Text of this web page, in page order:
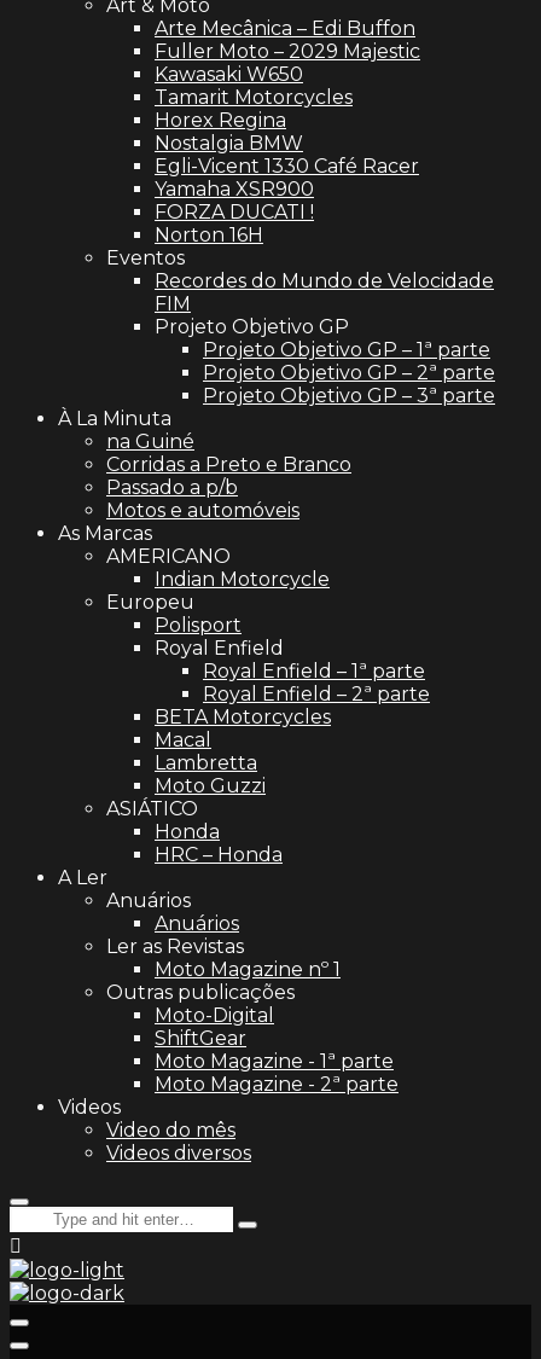
Art & Moto
Arte Mecânica – Edi Buffon
Fuller Moto – 2029 Majestic
Kawasaki W650
Tamarit Motorcycles
Horex Regina
Nostalgia BMW
Egli-Vicent 1330 Café Racer
Yamaha XSR900
FORZA DUCATI !
Norton 16H
Eventos
Recordes do Mundo de Velocidade
FIM
Projeto Objetivo GP
Projeto Objetivo GP – 1ª parte
Projeto Objetivo GP – 2ª parte
Projeto Objetivo GP – 3ª parte
À La Minuta
na Guiné
Corridas a Preto e Branco
Passado a p/b
Motos e automóveis
As Marcas
AMERICANO
Indian Motorcycle
Europeu
Polisport
Royal Enfield
Royal Enfield – 1ª parte
Royal Enfield – 2ª parte
BETA Motorcycles
Macal
Lambretta
Moto Guzzi
ASIÁTICO
Honda
HRC – Honda
A Ler
Anuários
Anuários
Ler as Revistas
Moto Magazine nº 1
Outras publicações
Moto-Digital
ShiftGear
Moto Magazine - 1ª parte
Moto Magazine - 2ª parte
Videos
Video do mês
Videos diversos
Search
for:
Type